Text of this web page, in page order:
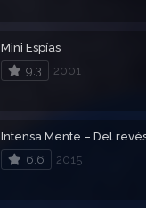
Mini Espías
9.3
2001
Intensa Mente – Del
6.6
2015